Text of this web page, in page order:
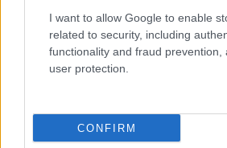
I want to allow Google to enable
related to security, including
functionality and fraud prevention,
user protection.
CONFIRM